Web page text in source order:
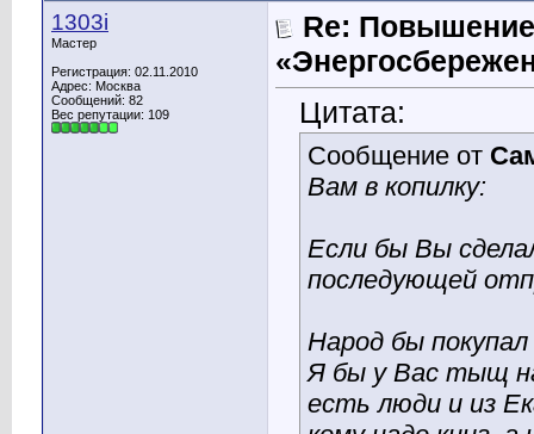
1303i
Мастер
Регистрация: 02.11.2010
Адрес: Москва
Сообщений: 82
Вес репутации: 109
Re:
Цитата:
Сообщение от
Вам в копилку:
Если бы Вы
последующей
Народ бы
Я бы у Вас тыщ
есть люди и из